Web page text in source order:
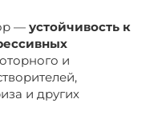
— устойчивость к
и
и других